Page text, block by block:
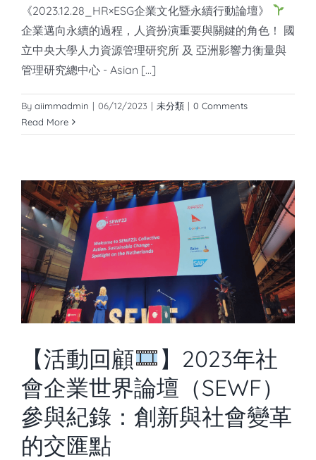
《2023.12.28_HR×ESG企業文化暨永續行動論壇》
企業邁向永續的過程，人資扮演重要與關鍵的角色！ 國
立中央大學人力資源管理研究所 及 亞洲影響力衡量與
管理研究總中心 - Asian [...]
By aiimmadmin | 06/12/2023 | 未分類 | 0 Comments
Read More
【活動回顧
】2023年社
會企業世界論壇（SEWF）
參與紀錄：創新與社會變革
的交匯點